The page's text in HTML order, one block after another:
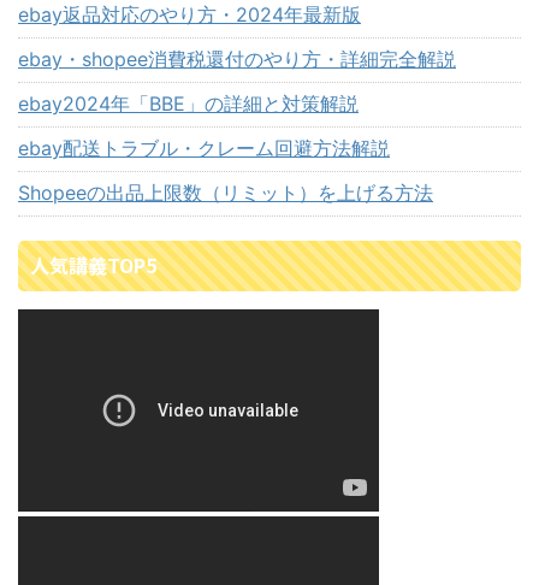
ebay返品対応のやり方・2024年最新版
ebay・shopee消費税還付のやり方・詳細完全解説
ebay2024年「BBE」の詳細と対策解説
ebay配送トラブル・クレーム回避方法解説
Shopeeの出品上限数（リミット）を上げる方法
人気講義TOP5